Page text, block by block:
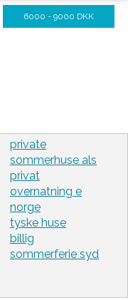
6000 - 9000 DKK
private
sommerhuse als
privat
overnatning e
norge
tyske huse
billig
sommerferie syd